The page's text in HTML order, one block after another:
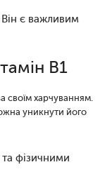
Він є важливим
B1
своїм харчуванням.
уникнути його
фізичними